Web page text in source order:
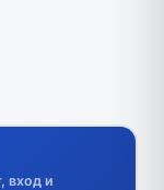
вход и